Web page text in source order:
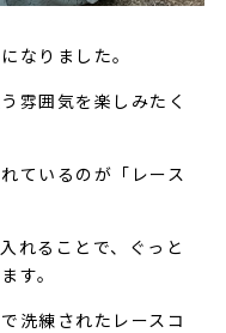
なりました。
雰囲気を楽しみたく
ているのが「レース
れることで、ぐっと
す。
洗練されたレースコ